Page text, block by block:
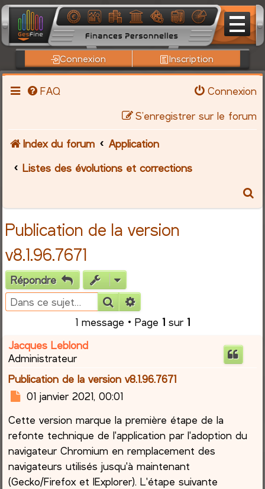
Connexion Inscription
FAQ
Connexion
S’enregistrer sur le forum
Index du forum
Application
Listes des évolutions et corrections
Publication de la version
v8.1.96.7671
Répondre
Rechercher
1 message • Page 1 sur 1
Jacques Leblond
Administrateur
Publication de la version v8.1.96.7671
M
s
s
a
g
e
01 janvier 2021, 00:01
Cette version marque la première étape de la
refonte technique de l'application par l'adoption du
navigateur Chromium en remplacement des
navigateurs utilisés jusqu'à maintenant
(Gecko/Firefox et IExplorer). L'étape suivante